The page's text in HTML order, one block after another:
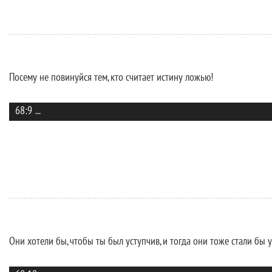
Посему не повинуйся тем, кто считает истину ложью!
68:9 ...
Они хотели бы, чтобы ты был уступчив, и тогда они тоже стали бы